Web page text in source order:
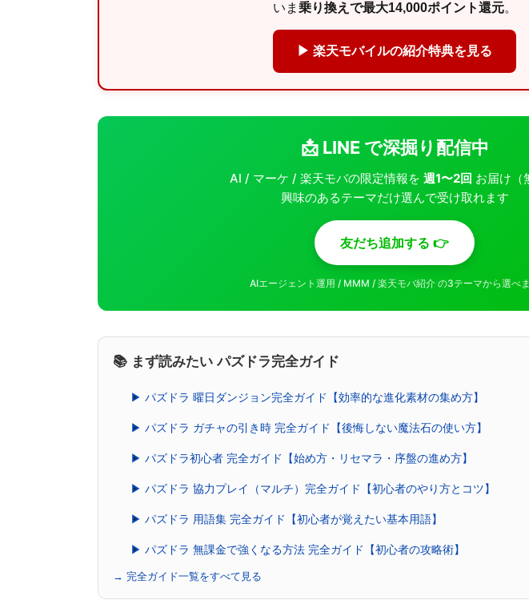
いま 乗り換えで最大14,000ポイント還元。
▶ 楽天モバイルの紹介特典を見る
📩 LINE で深掘り配信中
AI / マーケ / 楽天モバの限定情報を週1〜2回 お届け（
興味のあるテーマだけ選んで受け取れます
友だち追加する 👉
AIエージェント運用 / MMM / 楽天モバ紹介 の3テーマから選べ
📚 まず読みたい パズドラ完全ガイド
▶ パズドラ 曜日ダンジョン完全ガイド【効率的な進化素材の集め方】
▶ パズドラ ガチャの引き時 完全ガイド【後悔しない魔法石の使い方】
▶ パズドラ初心者 完全ガイド【始め方・リセマラ・序盤の進め方】
▶ パズドラ 協力プレイ（マルチ）完全ガイド【初心者のやり方とコツ】
▶ パズドラ 用語集 完全ガイド【初心者が覚えたい基本用語】
▶ パズドラ 無課金で強くなる方法 完全ガイド【初心者の攻略術】
→ 完全ガイド一覧をすべて見る